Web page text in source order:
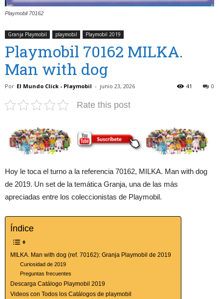
Playmobil 70162
Granja Playmobil playmobil Playmobil 2019
Playmobil 70162 MILKA.
Man with dog
Por El Mundo Click - Playmobil - junio 23, 2026 0
41
Rate this post
Hoy le toca el turno a la referencia 70162, MILKA. Man with dog
de 2019. Un set de la temática Granja, una de las más
apreciadas entre los coleccionistas de Playmobil.
Índice
MILKA. Man with dog (ref. 70162): Granja Playmobil de 2019
Curiosidad de 2019
Preguntas frecuentes
Descarga Catálogo Playmobil 2019
Videos con Todos los Catálogos de playmobil